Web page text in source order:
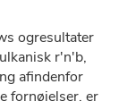
ogresultater
r'n'b,
afindenfor
fornøjelser, er